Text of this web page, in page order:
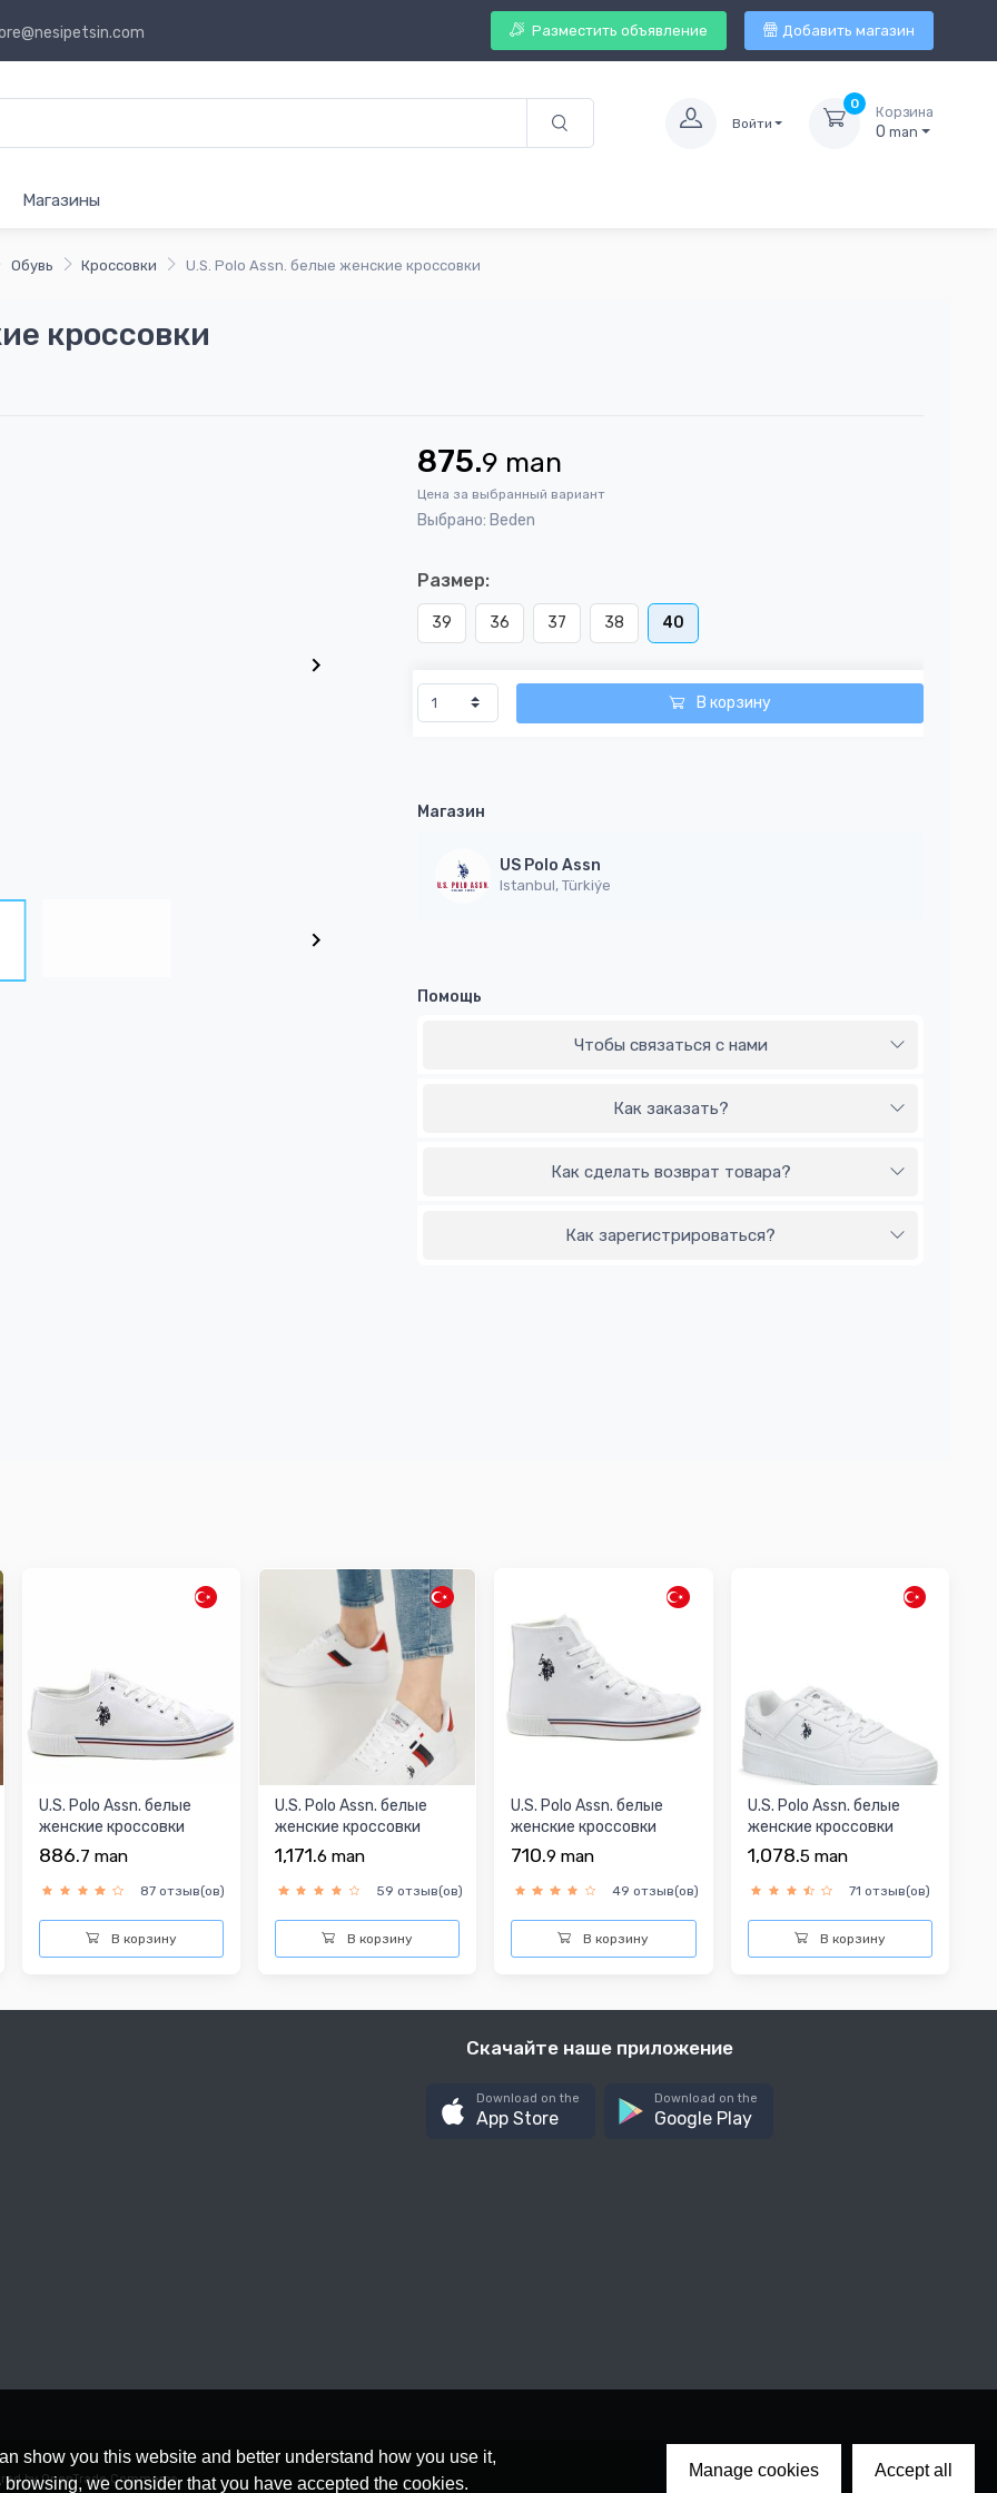
Разместить объявление Добавить магазин
Войти
0
Корзина
0 man
Магазины
Обувь Кроссовки U.S. Polo Assn. белые женские кроссовки
кроссовки
875.9 man
Цена за выбранный вариант
Выбрано: Beden
Размер:
39 36 37 38 40
В корзину
Магазин
US Polo Assn
Istanbul, Türkiýe
Помощь
Чтобы связаться с нами
Как заказать?
Как сделать возврат товара?
Как зарегистрироваться?
U.S. Polo Assn. белые
женские кроссовки
886.7 man
87 отзыв(ов)
В корзину
U.S. Polo Assn. белые
женские кроссовки
1,171.6 man
59 отзыв(ов)
В корзину
U.S. Polo Assn. белые
женские кроссовки
710.9 man
49 отзыв(ов)
В корзину
U.S. Polo Assn. белые
женские кроссовки
1,078.5 man
71 отзыв(ов)
В корзину
show you this website and better understand how you use it,
we consider that you have accepted the cookies.
Manage cookies Accept all
Скачайте наше приложение
Download on the
App Store
Download on the
Google Play
by OpenTrade Commerce